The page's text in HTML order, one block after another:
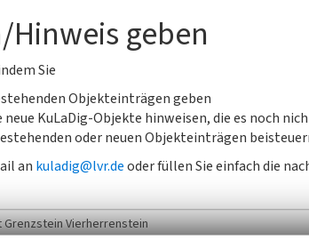
geben
Sie
Objekteinträgen geben
KuLaDig-Objekte hinweisen, die es noch
oder neuen Objekteinträgen
an kuladig@lvr.deoder füllen Sie einfach die